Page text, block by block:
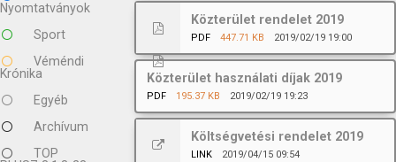
Nyomtatványok
Sport
Véméndi
Krónika
Egyéb
Archívum
TOP
Közterület rendelet 2019
PDF 447.71 KB 2019/02/19 19:00
Közterület használati díjak 2019
PDF 195.37 KB 2019/02/19 19:23
Költségvetési rendelet 2019
LINK 2019/04/15 09:54